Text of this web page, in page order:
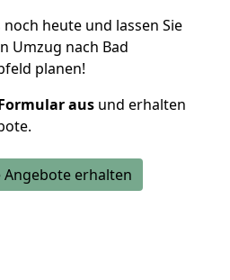
heute und lassen Sie
Umzug nach Bad
planen!
aus und erhalten
Angebote erhalten